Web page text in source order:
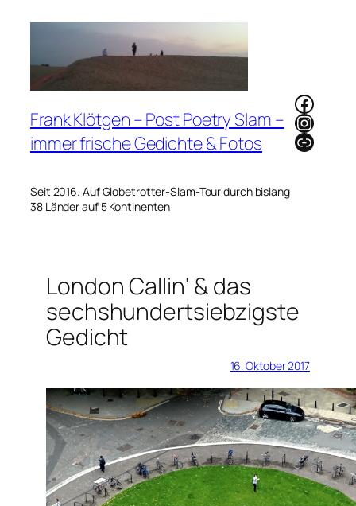
Frank Klötgen – Post Poetry Slam –
immer frische Gedichte & Fotos
Seit 2016. Auf Globetrotter-Slam-Tour durch bislang
38 Länder auf 5 Kontinenten
Link
London Callin‘ & das
sechshundertsiebzigste
Gedicht
16. Oktober 2017